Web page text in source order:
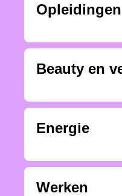
Beauty en
Energie
Werken